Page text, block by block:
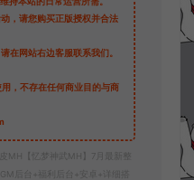
，请您购买正版授权并合法
在网站右边客服联系我们。
，不存在任何商业目的与商
MH【忆梦神武MH】7月最新整
后台+福利后台+安卓+详细搭